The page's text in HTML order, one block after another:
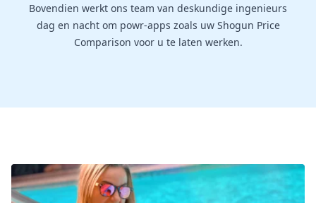
Bovendien werkt ons team van deskundige ingenieurs
dag en nacht om powr-apps zoals uw Shogun Price
Comparison voor u te laten werken.